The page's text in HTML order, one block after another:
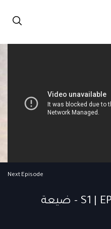
Next Episode
ضيعة ضايعة ج1 - S1 | EP 09 - ضيعة